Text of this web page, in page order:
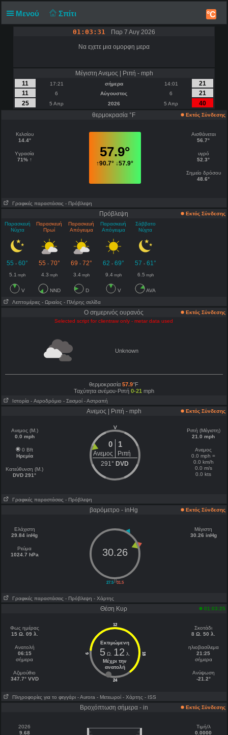
Μενού Σπίτι °C
01:03:32 Παρ 7 Αυγ 2026
Να εχετε μια ομορφη μερα
Μέγιστη Ανεμος | Ριπή - mph
11
17:21 σήμερα 14:01
21
11
6 Αύγουστος 6
21
25
5 Απρ 2026 5 Απρ
40
θερμοκρασία °F
Εκτός Σύνδεσης
Κελσίου
14.4°
Υγρασία
71% ↑
57.9°
↑90.7° ↓57.9°
Αισθάνεται
56.7°
υγρό
52.3°
Σημείο δρόσου
48.6°
Γραφικές παραστάσεις - Πρόβλεψη
Πρόβλεψη
Εκτός Σύνδεσης
Παρασκευή
Νύχτα
Παρασκευή
Πρωί
Παρασκευή
Απόγευμα
Παρασκευή
Απόγευμα
Σάββατο
Νύχτα
55 -60° 55 - 70° 69 - 72° 62 - 69° 57 - 61°
5.1 mph 4.3 mph 3.4mph 9.4mph 6.5 mph
V NND D V AVA
Λεπτομέριες - Ωριαίος - Πλήρης σελίδα
Ο σημερινός ουρανός
Selected script for clientraw only - metar data used
Εκτός Σύνδεσης
Unknown
θερμοκρασία57.9°F
Ταχύτητα ανέμου-Ριπή 0-21 mph
Ιστορία - Aεροδρόμιο - Σεισμοί - Αστραπή
Ανεμος | Ριπή - mph Εκτός Σύνδεσης
Ανεμος (Μ.)
0.0 mph
0 Bft
Ηρεμία
Κατεύθυνση (Μ.)
DVD 291°
V
0 1
Ανεμος
Ριπή
291° DVD
Ριπή (Μέγιστη)
21.0 mph
Ανεμος
0.0 mph =
0.0 km/h
0.0 m/s
0.0 kts
Γραφικές παραστάσεις - Πρόβλεψη
βαρόμετρο - inHg Εκτός Σύνδεσης
Ελάχιστη
29.84 inHg
Ρεύμα
1024.7 hPa
||
27.5 31.5
30.26
Μέγιστη
30.26 inHg
Γραφικές παραστάσεις - Πρόβλεψη - Χάρτης
Θέση Κυρ 01:03:25
Φως ημέρας
15 Ω. 09 λ.
Ανατολή
06:15
σήμερα
Aζιμούθιο
347.7° VVD
12
24
6 18
Εκτιμώμενη
5Ω. 12 λ.
Μέχρι την
ανατολή
Σκοτάδι
8 Ω. 50 λ.
ηλιοβασίλεμα
21:25
σήμερα
Ανύψωση
-21.2°
Πληροφορίες για το φεγγάρι - Αυrora - Μετεωροί - Χάρτης - ISS
Βροχόπτωση σήμερα - in Εκτός Σύνδεσης
2026
9.68
Τιμή/λ
0.0000